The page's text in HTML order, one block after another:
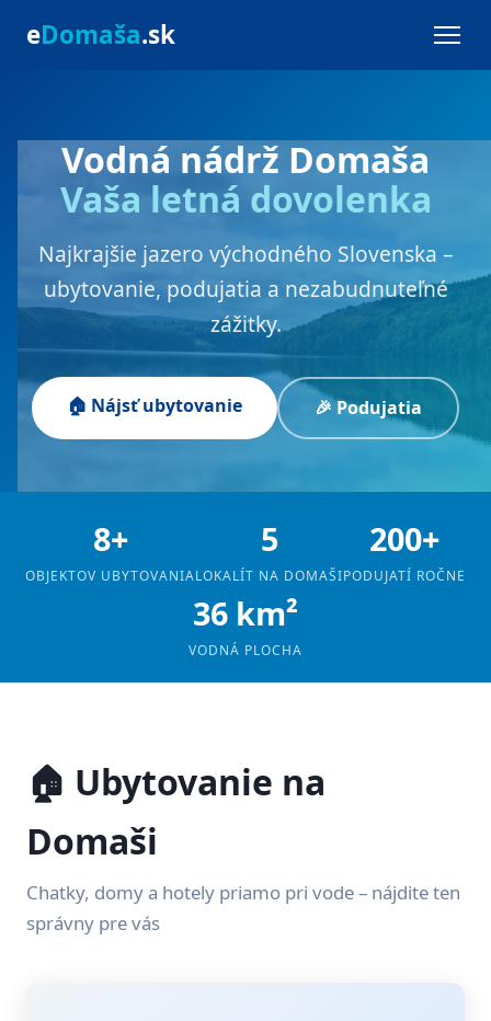
eDomaša.sk
Vodná nádrž Domaša
Vaša letná dovolenka
Najkrajšie jazero východného Slovenska –
ubytovanie, podujatia a nezabudnuteľné
zážitky.
🏠 Nájsť ubytovanie 🎉 Podujatia
8+
OBJEKTOV UBYTOVANIA
5
LOKALÍT NA DOMAŠI
200+
PODUJATÍ ROČNE
36 km²
VODNÁ PLOCHA
🏠 Ubytovanie na
Domaši
Chatky, domy a hotely priamo pri vode – nájdite ten
správny pre vás